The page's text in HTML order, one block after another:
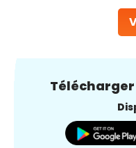
Télécharger